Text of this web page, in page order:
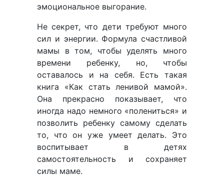
эмоциональное выгорание.
Не секрет, что дети требуют много
сил и энергии. Формула счастливой
мамы в том, чтобы уделять много
времени ребенку, но, чтобы
оставалось и на себя. Есть такая
книга «Как стать ленивой мамой».
Она прекрасно показывает, что
иногда надо немного «полениться» и
позволить ребенку самому сделать
то, что он уже умеет делать. Это
воспитывает в детях
самостоятельность и сохраняет
силы маме.